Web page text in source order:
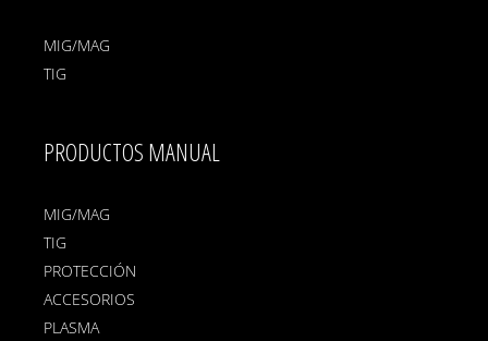
MIG/MAG
TIG
PRODUCTOS MANUAL
MIG/MAG
TIG
PROTECCIÓN
ACCESORIOS
PLASMA